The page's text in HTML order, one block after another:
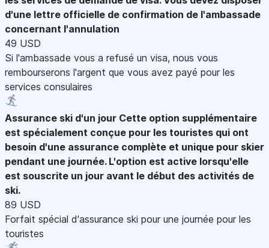
d'une lettre officielle de confirmation de l'ambassade
concernant l'annulation
49 USD
Si l'ambassade vous a refusé un visa, nous vous
rembourserons l'argent que vous avez payé pour les
services consulaires
Assurance ski d'un jour Cette option supplémentaire
est spécialement conçue pour les touristes qui ont
besoin d'une assurance complète et unique pour skier
pendant une journée. L'option est active lorsqu'elle
est souscrite un jour avant le début des activités de
ski.
89 USD
Forfait spécial d'assurance ski pour une journée pour les
touristes